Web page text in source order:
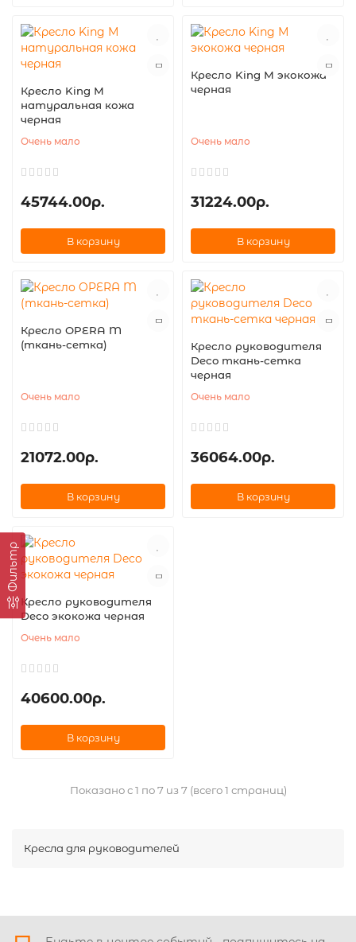
Фильтр
Кресло King М
натуральная кожа
черная
Очень мало
45744.00р.
В корзину
Кресло King М экокожа
черная
Очень мало
31224.00р.
В корзину
Кресло OPERA M
(ткань-сетка)
Очень мало
21072.00р.
В корзину
Кресло руководителя
Deco ткань-сетка
черная
Очень мало
36064.00р.
В корзину
Кресло руководителя
Deco экокожа черная
Очень мало
40600.00р.
В корзину
Показано с 1 по 7 из 7 (всего 1 страниц)
Кресла для руководителей